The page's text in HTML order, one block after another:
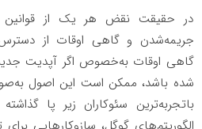
در حقیقت نقض هر یک از قوانین
جریمه‌شدن و گاهی اوقات از
گاهی اوقات به‌خصوص اگر آپدیت
شده باشد، ممکن است این اصول
باتجربه‌ترین سئوکاران زیر پا